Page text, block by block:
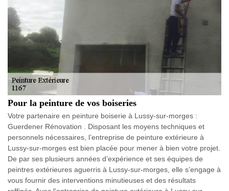
Pour la peinture de vos boiseries
Votre partenaire en peinture boiserie à Lussy-sur-morges :
Guerdener Rénovation . Disposant les moyens techniques et
personnels nécessaires, l’entreprise de peinture extérieure à
Lussy-sur-morges est bien placée pour mener à bien votre projet.
De par ses plusieurs années d’expérience et ses équipes de
peintres extérieures aguerris à Lussy-sur-morges, elle s’engage à
vous fournir des interventions minutieuses et des résultats